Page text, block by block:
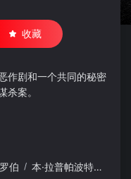
收藏
作剧和一个共同的秘密
案。
伯 / 本·拉普帕波特